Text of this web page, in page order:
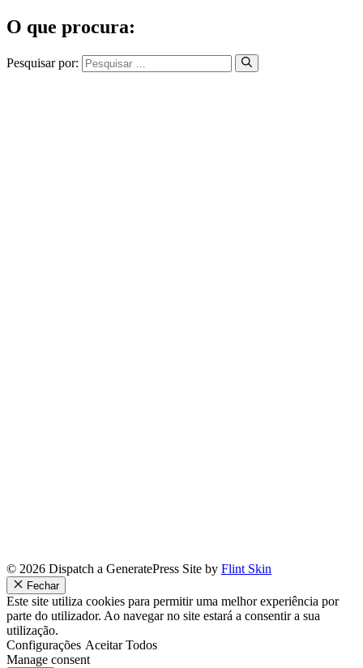
O que procura:
Pesquisar por:
© 2026 Dispatch a GeneratePress Site by Flint Skin
Fechar
Este site utiliza cookies para permitir uma melhor experiência por
parte do utilizador. Ao navegar no site estará a consentir a sua
utilização.
Configurações Aceitar Todos
Manage consent